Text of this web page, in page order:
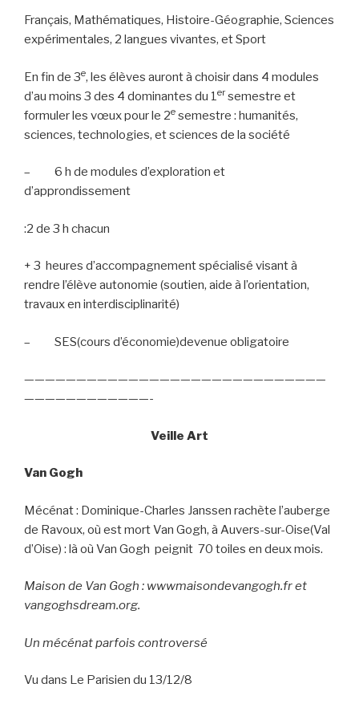
Français, Mathématiques, Histoire-Géographie, Sciences
expérimentales, 2 langues vivantes, et Sport
En fin de 3e, les élèves auront à choisir dans 4 modules
d’au moins 3 des 4 dominantes du 1ersemestre et
formuler les vœux pour le 2e semestre : humanités,
sciences, technologies, et sciences de la société
–
6 h de modules d’exploration et
d’approndissement
:2 de 3 h chacun
+ 3 heures d’accompagnement spécialisé visant à
rendre l’élève autonomie (soutien, aide à l’orientation,
travaux en interdisciplinarité)
– SES(cours d’économie)devenue obligatoire
—————————————————————————————
————————————-
Veille Art
Van Gogh
Mécénat : Dominique-Charles Janssen rachète l’auberge
de Ravoux, où est mort Van Gogh, à Auvers-sur-Oise(Val
d’Oise) : là où Van Gogh peignit 70 toiles en deux mois.
Maison de Van Gogh : wwwmaisondevangogh.fr et
vangoghsdream.org.
Un mécénat parfois controversé
Vu dans Le Parisien du 13/12/8